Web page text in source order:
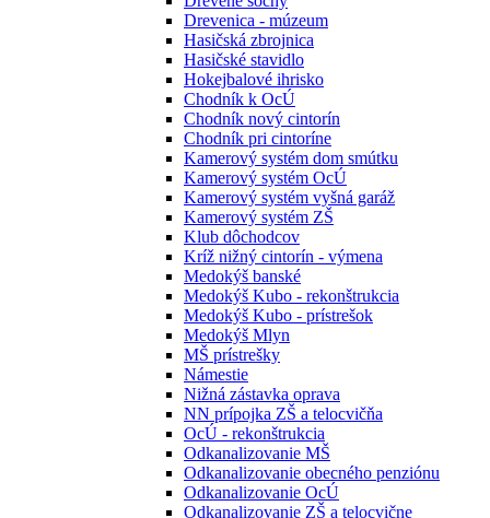
Drevenica - múzeum
Hasičská zbrojnica
Hasičské stavidlo
Hokejbalové ihrisko
Chodník k OcÚ
Chodník nový cintorín
Chodník pri cintoríne
Kamerový systém dom smútku
Kamerový systém OcÚ
Kamerový systém vyšná garáž
Kamerový systém ZŠ
Klub dôchodcov
Kríž nižný cintorín - výmena
Medokýš banské
Medokýš Kubo - rekonštrukcia
Medokýš Kubo - prístrešok
Medokýš Mlyn
MŠ prístrešky
Námestie
Nižná zástavka oprava
NN prípojka ZŠ a telocvičňa
OcÚ - rekonštrukcia
Odkanalizovanie MŠ
Odkanalizovanie obecného penziónu
Odkanalizovanie OcÚ
Odkanalizovanie ZŠ a telocvične